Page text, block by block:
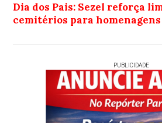
Dia dos Pais: Sezel reforça
cemitérios para homenagens
PUBLICIDADE